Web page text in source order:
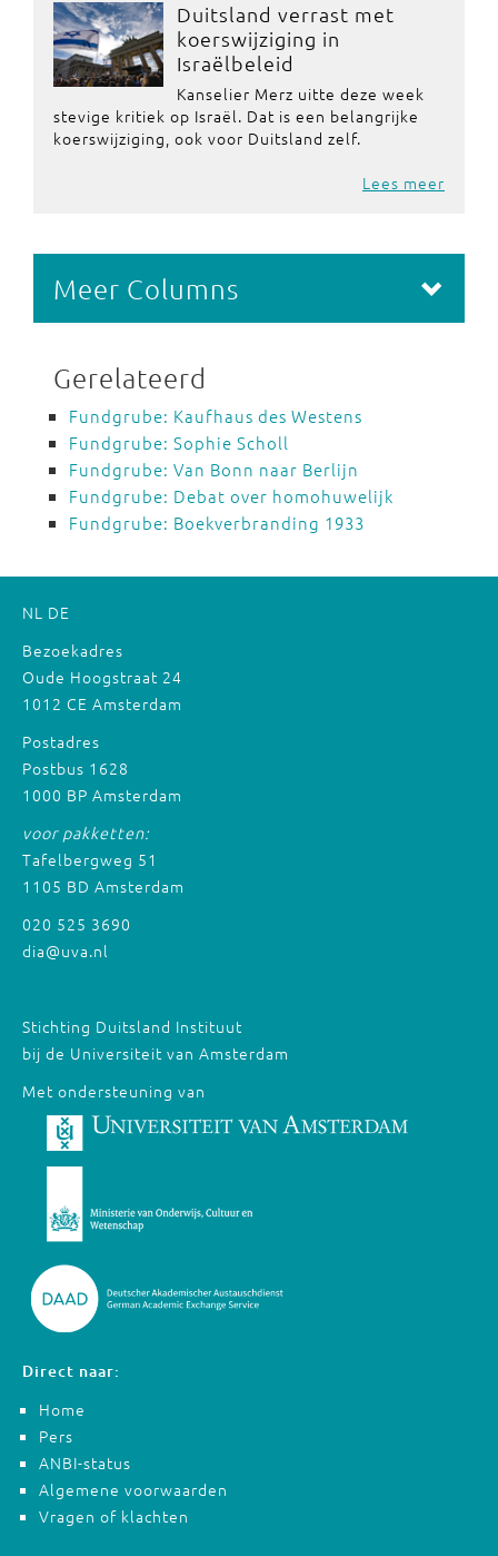
Duitsland verrast met
koerswijziging in
Israëlbeleid
Kanselier Merz uitte deze week
stevige kritiek op Israël. Dat is een belangrijke
koerswijziging, ook voor Duitsland zelf.
Lees meer
Meer Columns
Gerelateerd
Fundgrube: Kaufhaus des Westens
Fundgrube: Sophie Scholl
Fundgrube: Van Bonn naar Berlijn
Fundgrube: Debat over homohuwelijk
Fundgrube: Boekverbranding 1933
NL DE
Bezoekadres
Oude Hoogstraat 24
1012 CE Amsterdam
Postadres
Postbus 1628
1000 BP Amsterdam
voor pakketten:
Tafelbergweg 51
1105 BD Amsterdam
020 525 3690
dia@uva.nl
Stichting Duitsland Instituut
bij de Universiteit van Amsterdam
Met ondersteuning van
Direct naar:
Home
Pers
ANBI-status
Algemene voorwaarden
Vragen of klachten